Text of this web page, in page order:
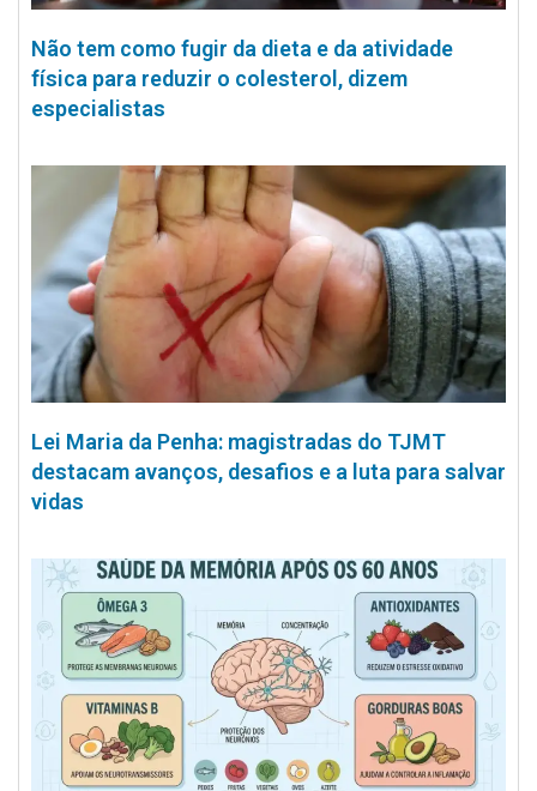
Não tem como fugir da dieta e da atividade
física para reduzir o colesterol, dizem
especialistas
Lei Maria da Penha: magistradas do TJMT
destacam avanços, desafios e a luta para salvar
vidas